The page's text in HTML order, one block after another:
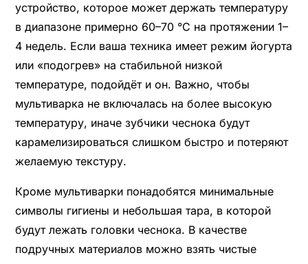
устройство, которое может держать температуру
в диапазоне примерно 60–70 °C на протяжении 1–
4 недель. Если ваша техника имеет режим йогурта
или «подогрев» на стабильной низкой
температуре, подойдёт и он. Важно, чтобы
мультиварка не включалась на более высокую
температуру, иначе зубчики чеснока будут
карамелизироваться слишком быстро и потеряют
желаемую текстуру.
Кроме мультиварки понадобятся минимальные
символы гигиены и небольшая тара, в которой
будут лежать головки чеснока. В качестве
подручных материалов можно взять чистые